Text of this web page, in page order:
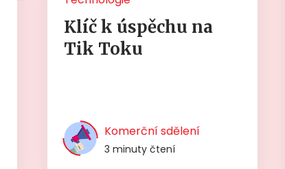
Klíč k úspěchu na
Tik Toku
Komerční sdělení
3 minuty čtení